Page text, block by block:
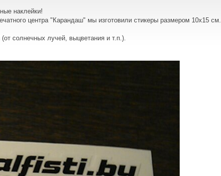
наклейки!
центра "Карандаш" мы изготовили стикеры размером 10х15 см.
солнечных лучей, выцветания и т.п.).